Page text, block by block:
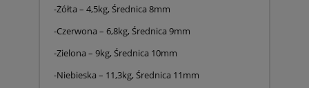
-Żółta – 4,5kg, Średnica 8mm
-Czerwona – 6,8kg, Średnica 9mm
-Zielona – 9kg, Średnica 10mm
-Niebieska – 11,3kg, Średnica 11mm